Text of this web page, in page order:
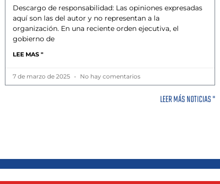
Descargo de responsabilidad: Las opiniones expresadas
aquí son las del autor y no representan a la
organización. En una reciente orden ejecutiva, el
gobierno de
LEE MAS "
7 de marzo de 2025 No hay comentarios
LEER MÁS NOTICIAS "